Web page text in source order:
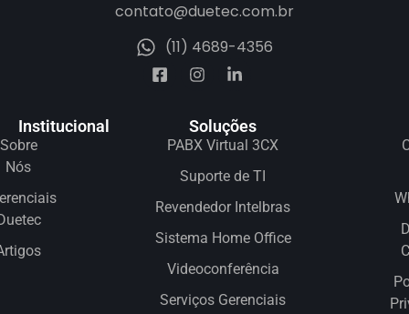
contato@duetec.com.br
(11) 4689-4356
Institucional
Sobre
Nós
Soluções
PABX Virtual 3CX
Suporte de TI
Revendedor Intelbras
Sistema Home Office
Videoconferência
Serviços Gerenciais